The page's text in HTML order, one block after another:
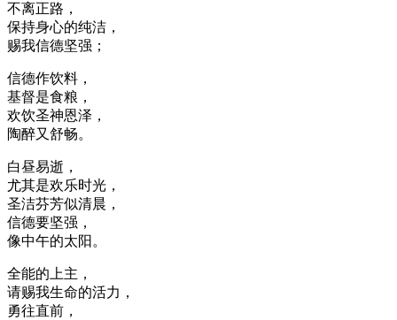
不离正路，
保持身心的纯洁，
赐我信德坚强；
信德作饮料，
基督是食粮，
欢饮圣神恩泽，
陶醉又舒畅。
白昼易逝，
尤其是欢乐时光，
圣洁芬芳似清晨，
信德要坚强，
像中午的太阳。
全能的上主，
请赐我生命的活力，
勇往直前，